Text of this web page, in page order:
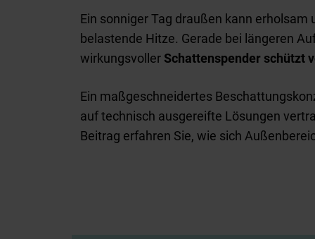
Ein sonniger Tag draußen kann
belastende Hitze. Gerade bei längeren
wirkungsvoller Schattenspender schützt
Ein maßgeschneidertes
auf technisch ausgereifte Lösungen
Beitrag erfahren Sie, wie sich